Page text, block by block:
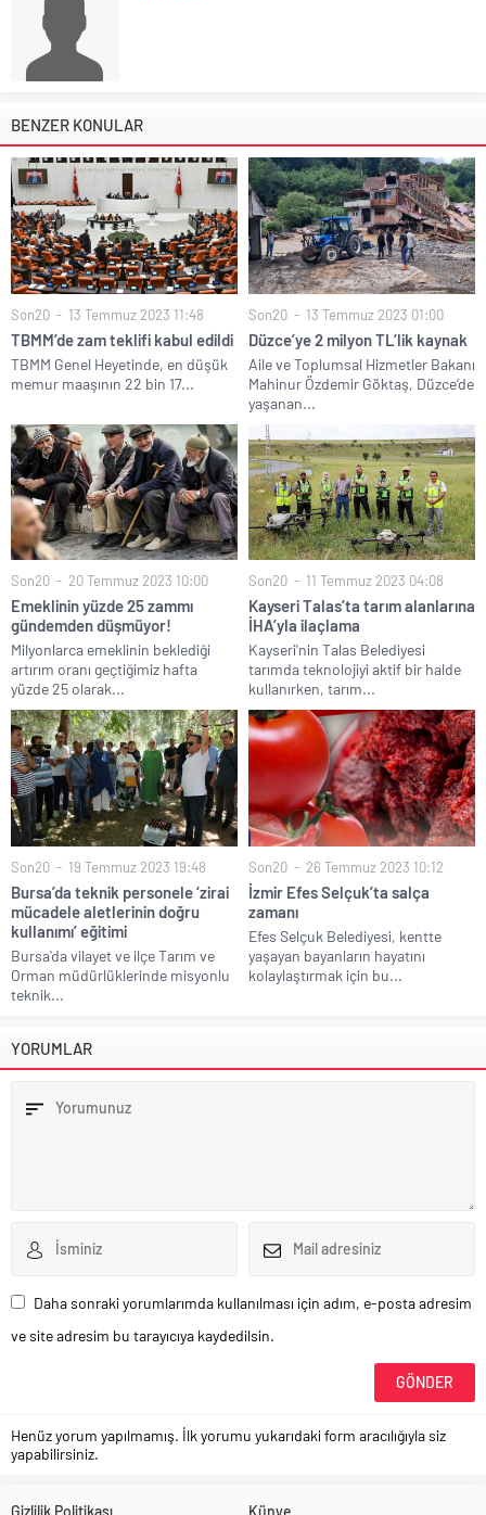
BENZER KONULAR
Son20 13 Temmuz 2023 11:48
TBMM’de zam teklifi kabul edildi
TBMM Genel Heyetinde, en düşük
memur maaşının 22 bin 17...
Son20 13 Temmuz 2023 01:00
Düzce’ye 2 milyon TL’lik kaynak
Aile ve Toplumsal Hizmetler Bakanı
Mahinur Özdemir Göktaş, Düzce’de
yaşanan...
Son20 20 Temmuz 2023 10:00
Emeklinin yüzde 25 zammı
gündemden düşmüyor!
Milyonlarca emeklinin beklediği
artırım oranı geçtiğimiz hafta
yüzde 25 olarak...
Son20 11 Temmuz 2023 04:08
Kayseri Talas’ta tarım alanlarına
İHA’yla ilaçlama
Kayseri'nin Talas Belediyesi
tarımda teknolojiyi aktif bir halde
kullanırken, tarım...
Son20 19 Temmuz 2023 19:48
Bursa’da teknik personele ‘zirai
mücadele aletlerinin doğru
kullanımı’ eğitimi
Bursa'da vilayet ve ilçe Tarım ve
Orman müdürlüklerinde misyonlu
teknik...
Son20 26 Temmuz 2023 10:12
İzmir Efes Selçuk’ta salça
zamanı
Efes Selçuk Belediyesi, kentte
yaşayan bayanların hayatını
kolaylaştırmak için bu...
YORUMLAR
Daha sonraki yorumlarımda kullanılması için adım, e-posta adresim
ve site adresim bu tarayıcıya kaydedilsin.
Henüz yorum yapılmamış. İlk yorumu yukarıdaki form aracılığıyla siz
yapabilirsiniz.
Gizlilik Politikası Künye